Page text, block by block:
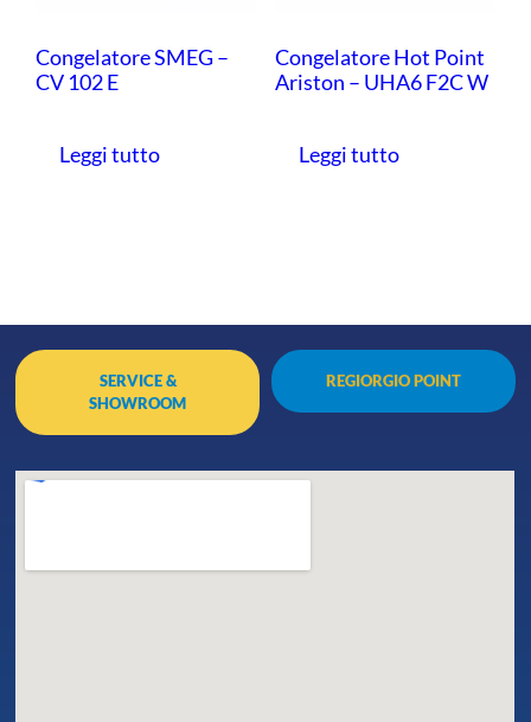
Congelatore SMEG –
CV 102 E
Leggi tutto
Congelatore Hot Point
Ariston – UHA6 F2C W
Leggi tutto
SERVICE &
SHOWROOM
REGIORGIO POINT